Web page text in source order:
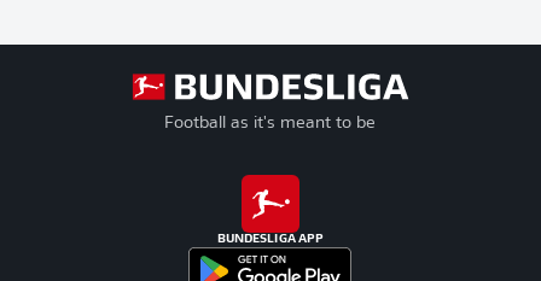
Football as it's meant to be
BUNDESLIGA APP